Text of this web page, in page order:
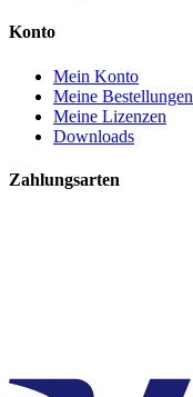
Konto
Mein Konto
Meine Bestellungen
Meine Lizenzen
Downloads
Zahlungsarten